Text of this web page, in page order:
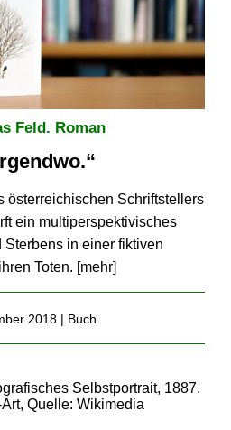
Feld. Roman
österreichischen Schriftstellers
ein multiperspektivisches
Sterbens in einer fiktiven
Toten. [mehr]
2018 | Buch